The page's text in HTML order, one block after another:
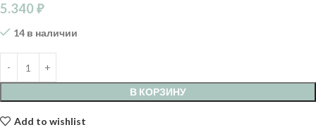
5.340₽
14 в наличии
В КОРЗИНУ
Add to wishlist